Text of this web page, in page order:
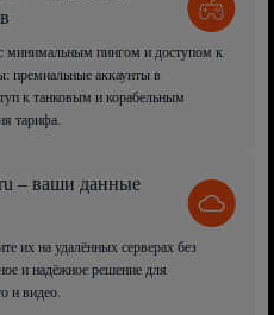
минимальным пингом и доступом к
премиальные аккаунты в
к танковым и корабельным
тарифа.
– ваши данные
их на удалённых серверах без
и надёжное решение для
и видео.